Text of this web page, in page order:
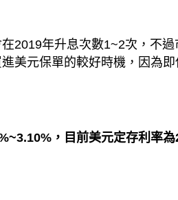
2019年升息次數1~2次，不
美元保單的較好時機，因為
，目前美元定存利率